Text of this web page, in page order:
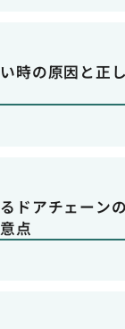
時の原因と正
ドアチェーン
点